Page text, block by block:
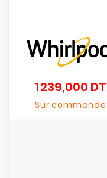
1 239,000 DT
Sur commande